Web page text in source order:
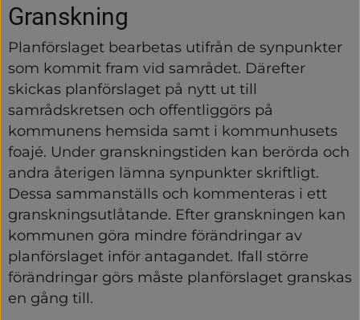
Granskning
Planförslaget bearbetas utifrån de synpunkter
som kommit fram vid samrådet. Därefter
skickas planförslaget på nytt ut till
samrådskretsen och offentliggörs på
kommunens hemsida samt i kommunhusets
foajé. Under granskningstiden kan berörda och
andra återigen lämna synpunkter skriftligt.
Dessa sammanställs och kommenteras i ett
granskningsutlåtande. Efter granskningen kan
kommunen göra mindre förändringar av
planförslaget inför antagandet. Ifall större
förändringar görs måste planförslaget granskas
en gång till.